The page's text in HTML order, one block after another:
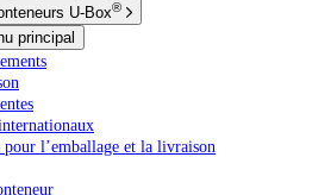
U-Box®
principal
pour l’emballage et la livraison